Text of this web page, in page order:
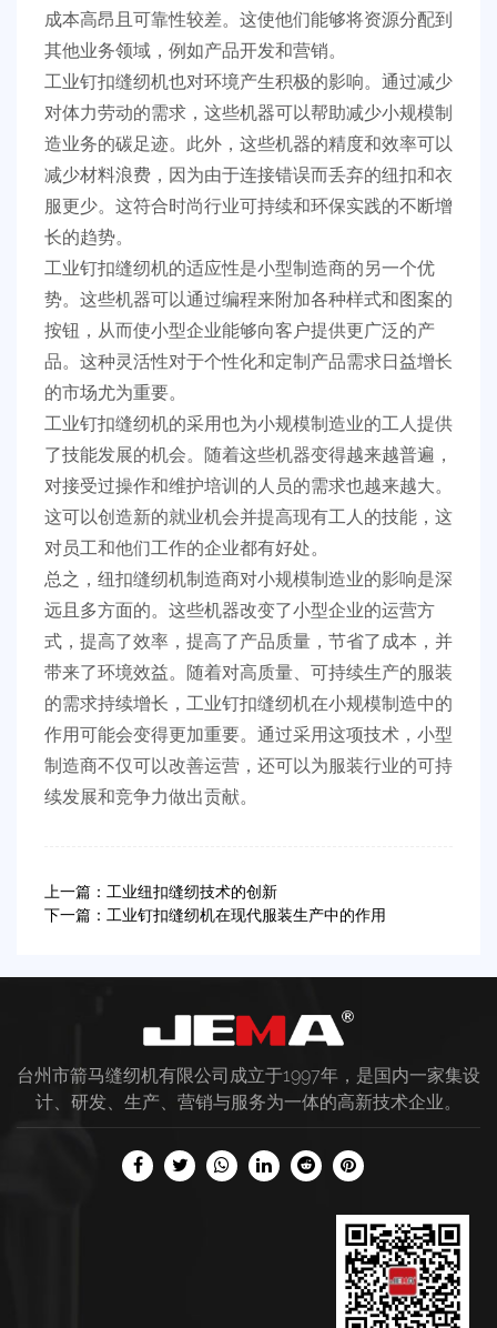
成本高昂且可靠性较差。这使他们能够将资源分配到
其他业务领域，例如产品开发和营销。
工业钉扣缝纫机也对环境产生积极的影响。通过减少
对体力劳动的需求，这些机器可以帮助减少小规模制
造业务的碳足迹。此外，这些机器的精度和效率可以
减少材料浪费，因为由于连接错误而丢弃的纽扣和衣
服更少。这符合时尚行业可持续和环保实践的不断增
长的趋势。
工业钉扣缝纫机的适应性是小型制造商的另一个优
势。这些机器可以通过编程来附加各种样式和图案的
按钮，从而使小型企业能够向客户提供更广泛的产
品。这种灵活性对于个性化和定制产品需求日益增长
的市场尤为重要。
工业钉扣缝纫机的采用也为小规模制造业的工人提供
了技能发展的机会。随着这些机器变得越来越普遍，
对接受过操作和维护培训的人员的需求也越来越大。
这可以创造新的就业机会并提高现有工人的技能，这
对员工和他们工作的企业都有好处。
总之，纽扣缝纫机制造商对小规模制造业的影响是深
远且多方面的。这些机器改变了小型企业的运营方
式，提高了效率，提高了产品质量，节省了成本，并
带来了环境效益。随着对高质量、可持续生产的服装
的需求持续增长，工业钉扣缝纫机在小规模制造中的
作用可能会变得更加重要。通过采用这项技术，小型
制造商不仅可以改善运营，还可以为服装行业的可持
续发展和竞争力做出贡献。
上一篇：工业纽扣缝纫技术的创新
下一篇：工业钉扣缝纫机在现代服装生产中的作用
台州市箭马缝纫机有限公司成立于1997年，是国内一家集设
计、研发、生产、营销与服务为一体的高新技术企业。